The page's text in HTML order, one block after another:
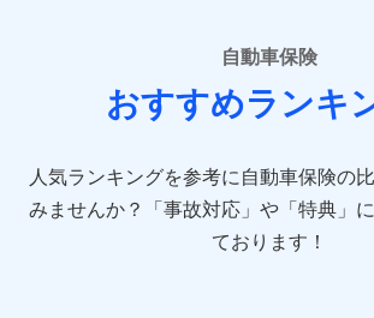
あいおいニッセイ同和損害保険株式会
(https://www.aioinissaydowa.co.jp/)
アクサ損害保険株式会社 (https://
direct.co.jp/)
sompo.co.jp/)
東京海上ダイレクト損害保険株式会社
AIG損害保険株式会社 (https://
自動車保険
おすすめランキ
人気ランキングを参考に自動車保険の
みませんか？
「事故対応」や「特典」
ております！